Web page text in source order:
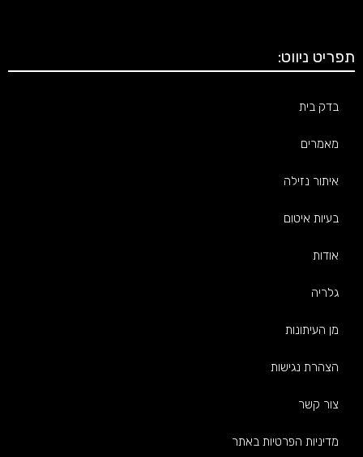
תפריט ניווט:
בדק בית
מאמרים
איתור נזילה
בעיות איטום
אודות
גלריה
מן העיתונות
הצהרת נגישות
צור קשר
מדיניות הפרטיות באתר